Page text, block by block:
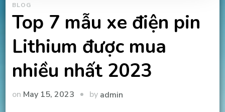
BLOG
Top 7 mẫu xe điện pin
Lithium được mua
nhiều nhất 2023
on May 15, 2023 by admin